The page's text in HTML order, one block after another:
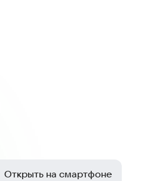
Открыть на смартфоне